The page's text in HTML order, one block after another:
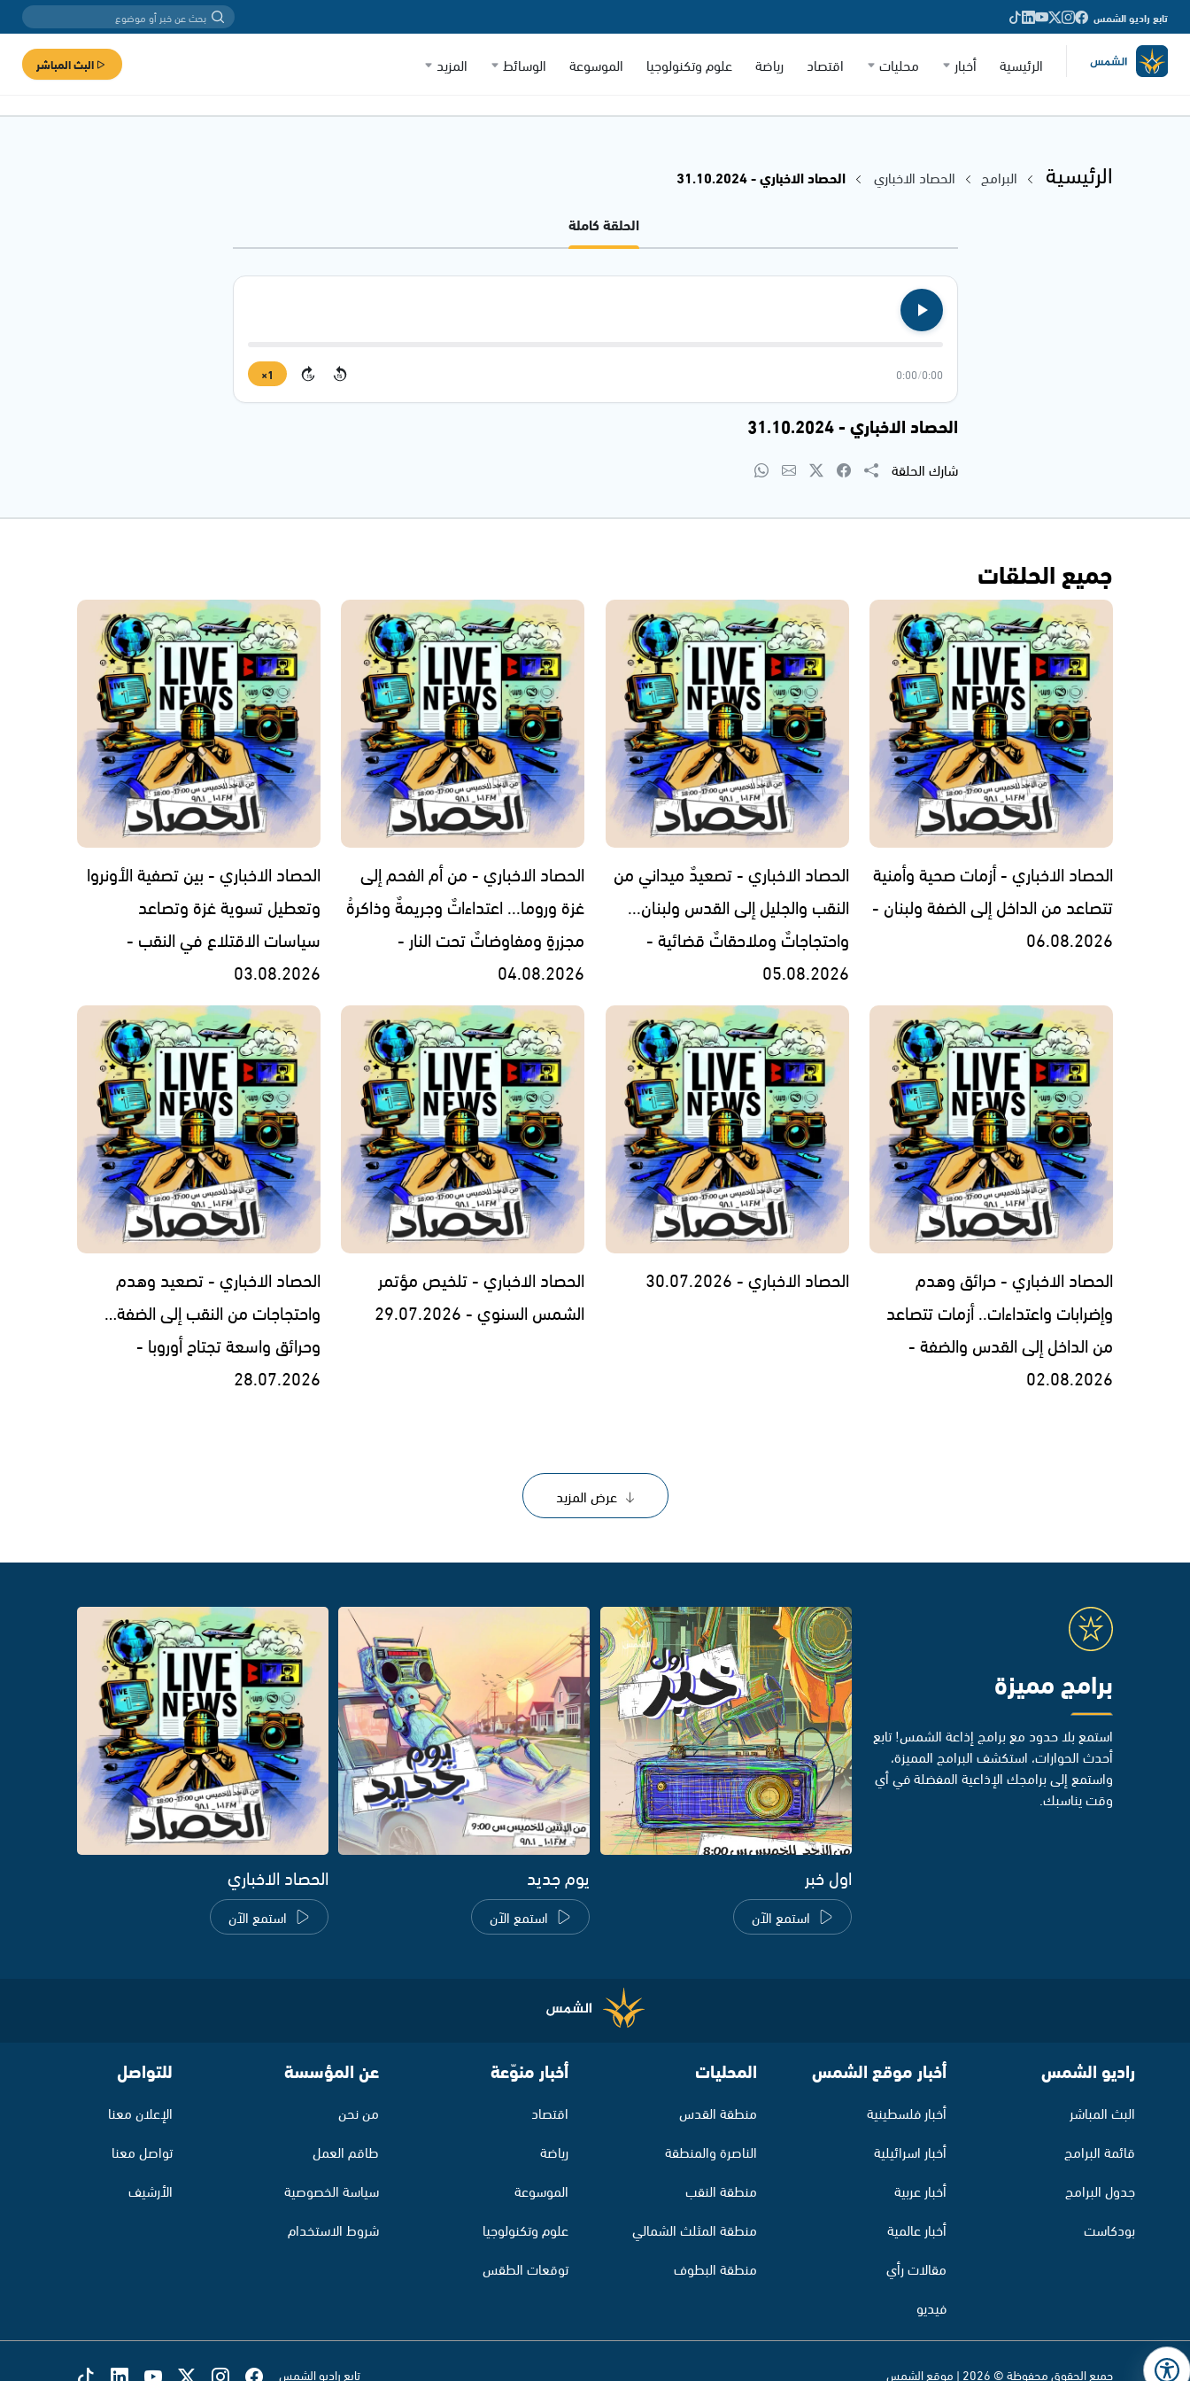
تابع راديو الشمس
الرئيسية أخبار محليات اقتصاد رياضة علوم وتكنولوجيا الموسوعة الوسائط المزيد البث المباشر
الرئيسية البرامج الحصاد الاخباري
الحصاد الاخباري - 31.10.2024
الحلقة كاملة
0:00
/
0:00
15
15
1×
الحصاد الاخباري - 31.10.2024
شارك الحلقة
جميع الحلقات
الحصاد الاخباري - أزمات صحية وأمنية
تتصاعد من الداخل إلى الضفة ولبنان -
06.08.2026
الحصاد الاخباري - تصعيدٌ ميداني من
النقب والجليل إلى القدس ولبنان...
واحتجاجاتٌ وملاحقاتٌ قضائية -
05.08.2026
الحصاد الاخباري - من أم الفحم إلى
غزة وروما... اعتداءاتٌ وجريمةٌ وذاكرةُ
مجزرةٍ ومفاوضاتٌ تحت النار -
04.08.2026
الحصاد الاخباري - بين تصفية الأونروا
وتعطيل تسوية غزة وتصاعد
سياسات الاقتلاع في النقب -
03.08.2026
الحصاد الاخباري - حرائق وهدم
وإضرابات واعتداءات.. أزمات تتصاعد
من الداخل إلى القدس والضفة -
02.08.2026
الحصاد الاخباري - 30.07.2026
الحصاد الاخباري - تلخيص مؤتمر
الشمس السنوي - 29.07.2026
الحصاد الاخباري - تصعيد وهدم
واحتجاجات من النقب إلى الضفة…
وحرائق واسعة تجتاح أوروبا -
28.07.2026
عرض المزيد
برامج مميزة
استمع بلا حدود مع برامج إذاعة الشمس! تابع
أحدث الحوارات، استكشف البرامج المميزة،
واستمع إلى برامجك الإذاعية المفضلة في أي
وقت يناسبك.
اول خبر
استمع الآن
يوم جديد
استمع الآن
الحصاد الاخباري
استمع الآن
راديو الشمس
البث المباشر
قائمة البرامج
جدول البرامج
بودكاست
أخبار موقع الشمس
أخبار فلسطينية
أخبار اسرائيلية
أخبار عربية
أخبار عالمية
مقالات رأي
فيديو
المحليات
منطقة القدس
الناصرة والمنطقة
منطقة النقب
منطقة المثلث الشمالي
منطقة البطوف
أخبار منوّعة
اقتصاد
رياضة
الموسوعة
علوم وتكنولوجيا
توقعات الطقس
عن المؤسسة
من نحن
طاقم العمل
سياسة الخصوصية
شروط الاستخدام
للتواصل
الإعلان معنا
تواصل معنا
الأرشيف
جميع الحقوق محفوظة © 2026 | موقع الشمس تابع راديو الشمس